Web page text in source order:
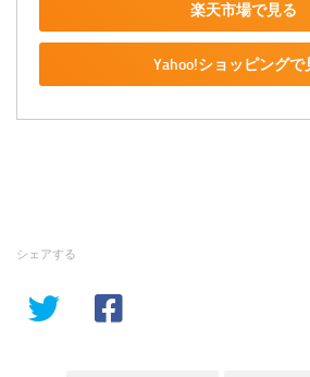
楽天市場で見る
Yahoo!ショッピングで
シェアする